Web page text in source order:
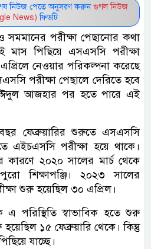
নিউজ পেতে অনুসরণ করুন গুগল নিউজ
News) ফিডটি
পরীক্ষা পেছানোর কথা
মাস পিছিয়ে এসএসসি পরীক্ষা
নেওয়ার পরিকল্পনা করেছে
পরীক্ষা পেছালে দেরিতে হবে
ঈদুল আজহার পর হতে পারে এই
ফেব্রুয়ারির শুরুতে এসএসসি
এইচএসসি পরীক্ষা হয়ে থাকে।
কারণে ২০২০ সালের মার্চ থেকে
শিক্ষাপঞ্জি। ২০২৩ সালের
শুরু হয়েছিল ৩০ এপ্রিল।
পরিস্থিতি স্বাভাবিক হতে শুরু
১৫ ফেব্রুয়ারি থেকে। কিন্তু
যাচ্ছে।